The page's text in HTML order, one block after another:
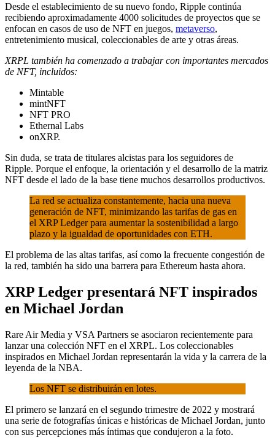
Desde el establecimiento de su nuevo fondo, Ripple continúa
recibiendo aproximadamente 4000 solicitudes de proyectos que se
enfocan en casos de uso de NFT en juegos, metaverso,
entretenimiento musical, coleccionables de arte y otras áreas.
XRPL también ha comenzado a trabajar con importantes mercados
de NFT, incluidos:
Mintable
mintNFT
NFT PRO
Ethernal Labs
onXRP.
Sin duda, se trata de titulares alcistas para los seguidores de
Ripple. Porque el enfoque, la orientación y el desarrollo de la matriz
NFT desde el lado de la base tiene muchos desarrollos productivos.
La red se actualiza constantemente, hacia una nueva
generación de NFT, minimizando las tarifas de gas en
el XRP Ledger para aumentar la sostenibilidad a largo
plazo y la igualdad de oportunidades con ETH.
El problema de las altas tarifas, así como la frecuente congestión de
la red, también ha sido una barrera para Ethereum hasta ahora.
XRP Ledger presentará NFT inspirados
en Michael Jordan
Rare Air Media y VSA Partners se asociaron recientemente para
lanzar una colección NFT en el XRPL. Los coleccionables
inspirados en Michael Jordan representarán la vida y la carrera de la
leyenda de la NBA.
Los NFT se distribuirán en lotes.
El primero se lanzará en el segundo trimestre de 2022 y mostrará
una serie de fotografías únicas e históricas de Michael Jordan, junto
con sus percepciones más íntimas que condujeron a la foto.